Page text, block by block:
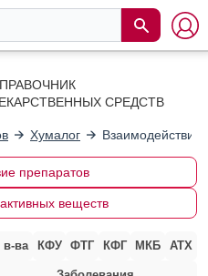
СРЕДСТВ
Хумалог Взаимодействие
препаратов
веществ
ва КФУ ФТГ КФГ МКБ АТХ